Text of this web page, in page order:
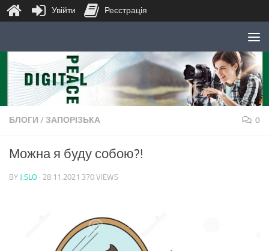
Skip to content
БЛОГИ /ЗАПОРІЗЬКА 0
Можна я буду собою?!
BY J.SLO · 28.11.2021 370 VIEWS
Увійти Реєстрація